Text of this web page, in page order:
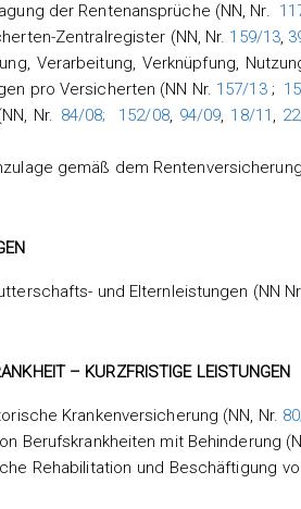
der Rentenansprüche (NN, Nr.
Zentralregister (NN, Nr. 159/13,
Verarbeitung, Verknüpfung,
pro Versicherten (NN Nr. 157/13 ;
Nr. 84/08; 152/08, 94/09, 18/11 ,
gemäß dem
und Elternleistungen (NN
– KURZFRISTIGE LEISTUNGEN
Krankenversicherung (NN, Nr.
Berufskrankheiten mit Behinderung
Rehabilitation und Beschäftigung